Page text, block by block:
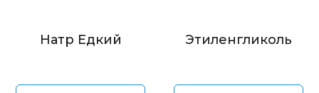
Натр Едкий Этиленгликоль